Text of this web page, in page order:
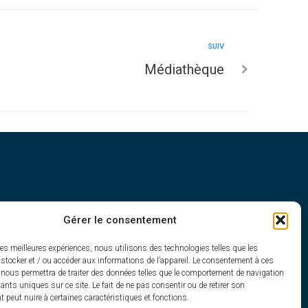
Gérer le consentement
meilleures expériences, nous utilisons des technologies telles que les
et / ou accéder aux informations de l’appareil. Le consentement à ces
permettra de traiter des données telles que le comportement de navigation
uniques sur ce site. Le fait de ne pas consentir ou de retirer son
peut nuire à certaines caractéristiques et fonctions.
SUIV
Médiathèque